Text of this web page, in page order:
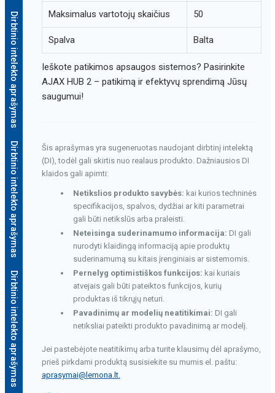
Dirbtinio intelekto aprašymas
Dirbtinio intelekto aprašymas
Dirbtinio intelekto aprašymas
Maksimalus vartotojų skaičius 50
Spalva Balta
Ieškote patikimos apsaugos sistemos? Pasirinkite
AJAX HUB 2 – patikimą ir efektyvų sprendimą Jūsų
saugumui!
Šis aprašymas yra sugeneruotas naudojant dirbtinį intelektą
(DI), todėl gali skirtis nuo realaus produkto. Dažniausios DI
klaidos gali apimti:
Netikslios produkto savybės: kai kurios techninės
specifikacijos, spalvos, dydžiai ar kiti parametrai
gali būti netikslūs arba praleisti.
Neteisinga suderinamumo informacija: DI gali
nurodyti klaidingą informaciją apie produktų
suderinamumą su kitais įrenginiais ar sistemomis.
Pernelyg optimistiškos funkcijos: kai kuriais
atvejais gali būti pateiktos funkcijos, kurių
produktas iš tikrųjų neturi.
Pavadinimų ar modelių neatitikimai: DI gali
netiksliai pateikti produkto pavadinimą ar modelį.
Jei pastebėjote neatitikimų arba turite klausimų dėl aprašymo,
prieš pirkdami produktą susisiekite su mumis el. paštu:
aprasymai@lemona.lt.